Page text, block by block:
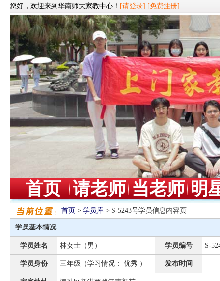
您好，欢迎来到华南师大家教中心！ [请登录] [免费注册]
首页 请老师 当老师 明
首页 > 学员库 > S-5243号学员信息内容页
学员基本情况
学员姓名 林女士（男） 学员编号 S-
学员身份 三年级（学习情况： 优秀 ） 发布时间